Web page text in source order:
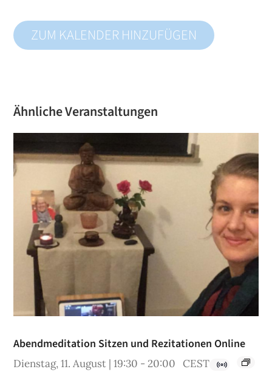
ZUM KALENDER HINZUFÜGEN
Ähnliche Veranstaltungen
Abendmeditation Sitzen und Rezitationen Online
Dienstag, 11. August | 19:30 -20:00 CEST